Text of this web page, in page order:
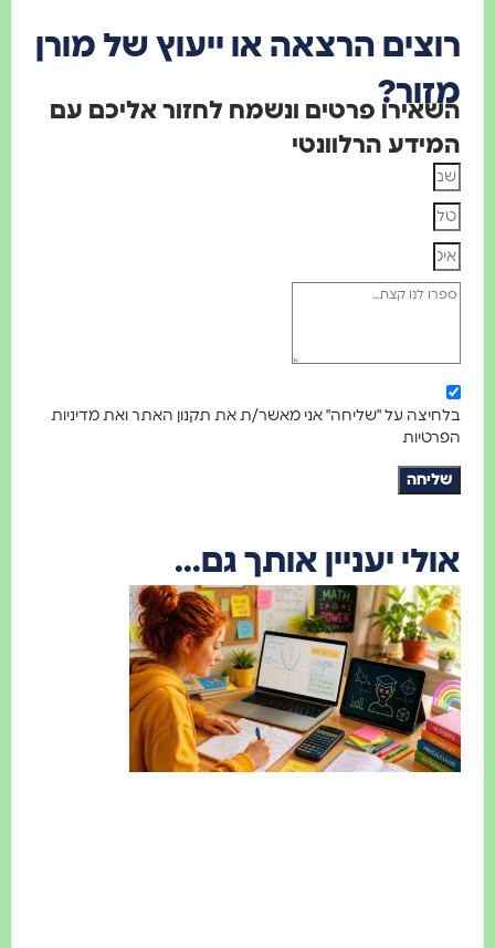
הרצאה או ייעוץ של מורן
פרטים ונשמח לחזור אליכם עם
הרלוונטי
על "שליחה" אני מאשר/ת את תקנון האתר ואת מדיניות
שליחה
יעניין אותך גם...